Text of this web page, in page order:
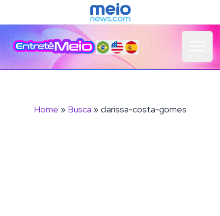
Home » Busca » clarissa-costa-gomes